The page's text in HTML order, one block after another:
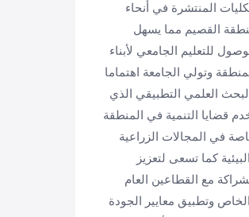
المنتشرة في أنحاء
القصيم مما يسهل
للتعليم الجامعي لأبناء
وتولي الجامعة اهتماما
العلمي التطبيقي الذي
قضايا التنمية في المنطقة
في المجالات الزراعية
كما تسعى لتعزيز
مع القطاعين العام
وتطبيق معايير الجودة